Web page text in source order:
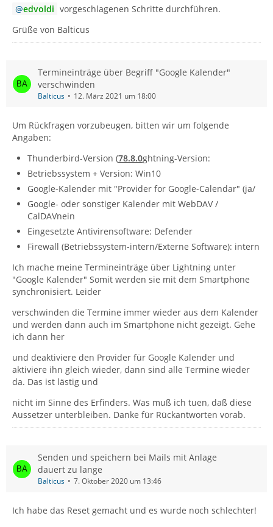
edvoldi vorgeschlagenen Schritte durchführen.
Grüße von Balticus
Termineinträge über Begriff "Google Kalender"
verschwinden
Balticus 12. März 2021 um 18:00
Um Rückfragen vorzubeugen, bitten wir um folgende
Angaben:
Thunderbird-Version (78.8.0ghtning-Version:
Betriebssystem + Version: Win10
Google-Kalender mit "Provider for Google-Calendar" (ja/
Google- oder sonstiger Kalender mit WebDAV /
CalDAVnein
Eingesetzte Antivirensoftware: Defender
Firewall (Betriebssystem-intern/Externe Software): intern
Ich mache meine Termineinträge über Lightning unter
"Google Kalender" Somit werden sie mit dem Smartphone
synchronisiert. Leider
verschwinden die Termine immer wieder aus dem Kalender
und werden dann auch im Smartphone nicht gezeigt. Gehe
ich dann her
und deaktiviere den Provider für Google Kalender und
aktiviere ihn gleich wieder, dann sind alle Termine wieder
da. Das ist lästig und
nicht im Sinne des Erfinders. Was muß ich tuen, daß diese
Aussetzer unterbleiben. Danke für Rückantworten vorab.
Senden und speichern bei Mails mit Anlage
dauert zu lange
Balticus 7. Oktober 2020 um 13:46
Ich habe das Reset gemacht und es wurde noch schlechter!